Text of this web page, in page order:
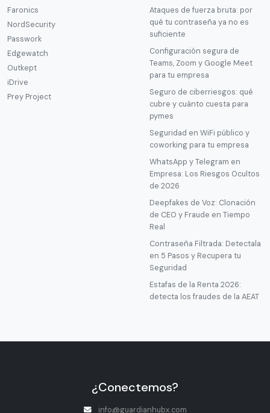
Faronics
NordSecurity
Passwork
Edgewatch
Outkept
iDrive
Prey Project
Ataques de fuerza bruta: por
qué tu contraseña ya no es
suficiente
Configuración segura de
Teams, Zoom y Google Meet
para tu empresa
Seguro de ciberriesgos: qué
cubre y cuánto cuesta para
pymes
Seguridad en WiFi público y
coworking para tu empresa
WhatsApp y Telegram en
Empresa: Los Riesgos Ocultos
de 2026
Deepfakes de Voz: Clonación
de CEO y Fraude en Tiempo
Real
Contraseña Filtrada: Detectala
en 5 Pasos y Recupera tu
Seguridad
Estafas de la Renta 2026:
detecta los fraudes de la AEAT
¿Conectemos?
info@guardianhubx.com